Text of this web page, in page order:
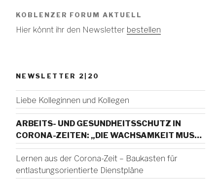
KOBLENZER FORUM AKTUELL
Hier könnt ihr den Newsletter bestellen
NEWSLETTER 2|20
Liebe Kolleginnen und Kollegen
ARBEITS- UND GESUNDHEITSSCHUTZ IN
CORONA-ZEITEN: „DIE WACHSAMKEIT MUSS
WEITER AUFRECHTERHALTEN WERDEN!“
Lernen aus der Corona-Zeit – Baukasten für
entlastungsorientierte Dienstpläne